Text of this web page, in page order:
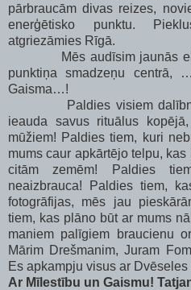
pārbraucām divas reizes,
enerģētisko punktu.
atgriezāmies Rīgā.
Mēs audīsim jaunās
punktiņa smadzeņu
Gaisma…!
Paldies visiem
ieauda savus rituālus
mūžiem! Paldies tiem, kuri
mums caur apkārtējo telpu,
citām zemēm! Paldies
neaizbrauca! Paldies tiem,
fotogrāfijas, mēs jau
tiem, kas plāno būt ar mums
maniem palīgiem braucienu
Mārim Drešmanim, Juram
Es apkampju visus ar Dvēseles
Ar Mīlestību un Gaismu!